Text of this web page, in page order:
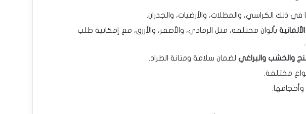
في ذلك الكراسي، والمظلات، والأرضيات، والجدران.
بألوان مختلفة، مثل الرمادي، والأصفر، والأزرق، مع إمكانية طلب
والخشب والبراغي لضمان سلامة ومتانة الطراد.
مختلفة.
وأحجامها.